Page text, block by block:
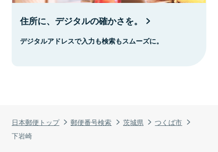
日本郵便トップ 郵便番号検索 茨城県
つくば市
下岩崎
住所に、デジタルの確かさを。
デジタルアドレスで入力も検索もスムーズに。